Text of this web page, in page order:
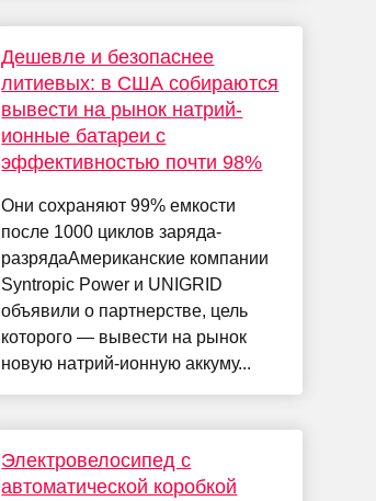
Дешевле и безопаснее
литиевых: в США собираются
вывести на рынок натрий-
ионные батареи с
эффективностью почти 98%
Они сохраняют 99% емкости
после 1000 циклов заряда-
разрядаАмериканские компании
Syntropic Power и UNIGRID
объявили о партнерстве, цель
которого — вывести на рынок
новую натрий-ионную аккуму...
Электровелосипед с
автоматической коробкой